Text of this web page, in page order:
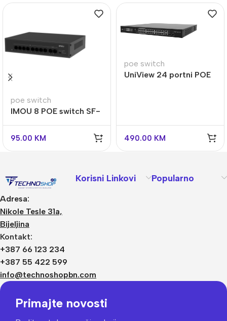
poe switch
IMOU 8 POE switch SF-
95.00 KM
poe switch
UniView 24 portni POE
490.00 KM
Adresa:
Nikole Tesle 31a,
Bijeljina
Kontakt:
+387 66 123 234
+387 55 422 599
info@technoshopbn.com
Korisni Linkovi Popularno
Primajte novosti